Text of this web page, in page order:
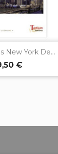
New York De...
€
rapide